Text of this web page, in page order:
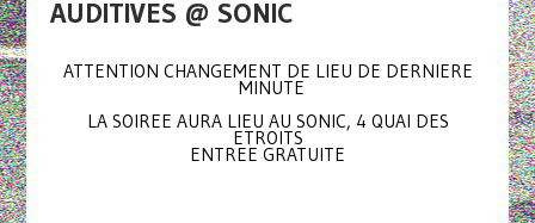
AUDITIVES @ SONIC
ATTENTION CHANGEMENT DE LIEU DE DERNIERE
MINUTE
LA SOIREE AURA LIEU AU SONIC, 4 QUAI DES
ETROITS
ENTREE GRATUITE